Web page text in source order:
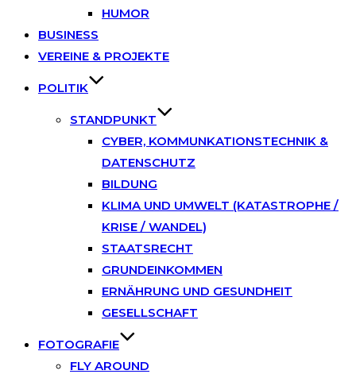
HUMOR
BUSINESS
VEREINE & PROJEKTE
POLITIK
STANDPUNKT
CYBER, KOMMUNKATIONSTECHNIK &
DATENSCHUTZ
BILDUNG
KLIMA UND UMWELT (KATASTROPHE /
KRISE / WANDEL)
STAATSRECHT
GRUNDEINKOMMEN
ERNÄHRUNG UND GESUNDHEIT
GESELLSCHAFT
FOTOGRAFIE
FLY AROUND